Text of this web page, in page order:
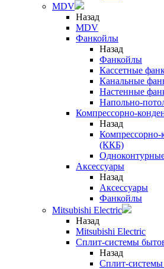
MDV
Назад
MDV
Фанкойлы
Назад
Фанкойлы
Кассетные
Канальные
Настенные
Напольно-
Компрессорно-
Назад
Компрессорно-
(ККБ)
Аксессуары
Назад
Аксессуары
Фанкойлы
Mitsubishi Electric
Назад
Mitsubishi Electric
Сплит-системы
Назад
Сплит-